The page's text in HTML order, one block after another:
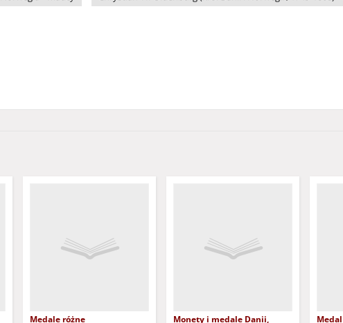
Medale różne
Monety i medale Danii,